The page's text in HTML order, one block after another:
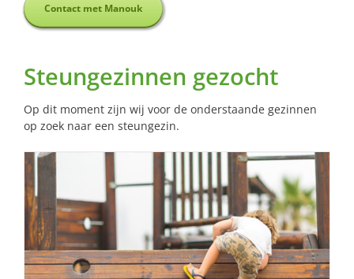
Contact met Manouk
Steungezinnen gezocht
Op dit moment zijn wij voor de onderstaande gezinnen
op zoek naar een steungezin.